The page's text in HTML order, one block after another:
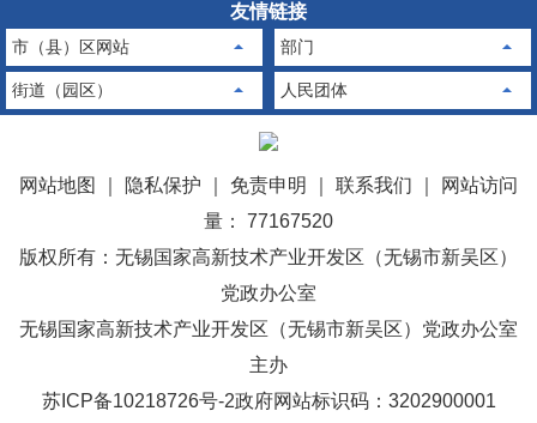
友情链接
市（县）区网站 部门
街道（园区） 人民团体
网站地图 隐私保护 免责申明 联系我们
网站访问
量： 77167520
版权所有：无锡国家高新技术产业开发区（无锡市新吴区）
党政办公室
无锡国家高新技术产业开发区（无锡市新吴区）党政办公室
主办
苏ICP备10218726号-2政府网站标识码：3202900001